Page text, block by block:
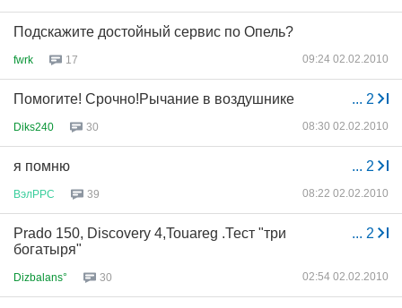
Подскажите достойный сервис по Опель?
fwrk 17 09:24 02.02.2010
... 2
Помогите! Срочно!Рычание в воздушнике
Diks240 30 08:30 02.02.2010
... 2
я помню
ВэлРРС 39 08:22 02.02.2010
... 2
Prado 150, Discovery 4,Touareg .Тест "три
богатыря"
Dizbalans° 30 02:54 02.02.2010